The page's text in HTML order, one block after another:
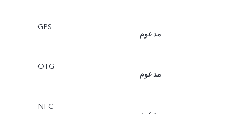
GPS
مدعوم
OTG
مدعوم
NFC